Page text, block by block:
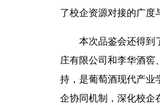
了校企资源对接的广度
本次品鉴会还得到
庄有限公司和李华酒窖
持，是葡萄酒现代产业
企协同机制，深化校企